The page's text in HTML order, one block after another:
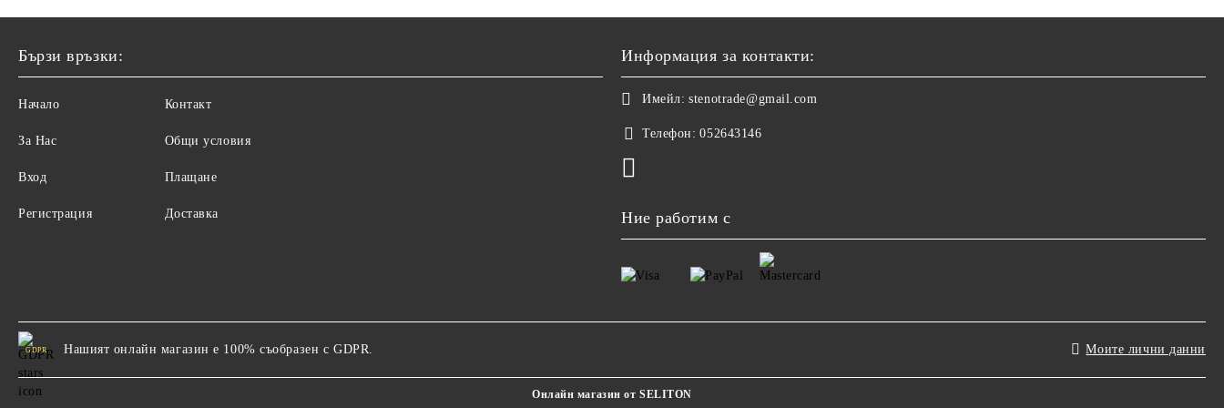
Бързи връзки:
Начало
За Нас
Вход
Регистрация
Контакт
Общи условия
Плащане
Доставка
Информация за контакти:
Имейл: stenotrade@gmail.com
Телефон: 052643146
Ние работим с
GDPR Нашият онлайн магазин е 100% съобразен с GDPR. Моите лични данни
Онлайн магазин от SELITON